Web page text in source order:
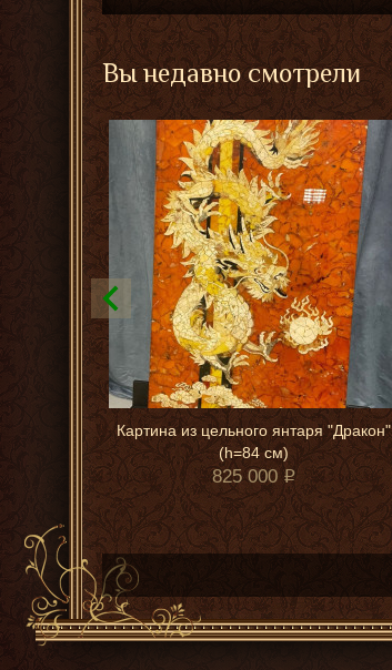
Вы недавно смотрели
Картина из цельного янтаря "Дракон"
(h=84 см)
825 000